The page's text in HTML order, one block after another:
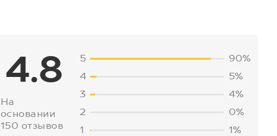
4.8
На
основании
150 отзывов
5
90%
4
5%
3
4%
2
0%
1
1%